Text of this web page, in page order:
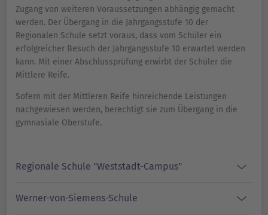
Zugang von weiteren Voraussetzungen abhängig gemacht
werden. Der Übergang in die Jahrgangsstufe 10 der
Regionalen Schule setzt voraus, dass vom Schüler ein
erfolgreicher Besuch der Jahrgangsstufe 10 erwartet werden
kann. Mit einer Abschlussprüfung erwirbt der Schüler die
Mittlere Reife.
Sofern mit der Mittleren Reife hinreichende Leistungen
nachgewiesen werden, berechtigt sie zum Übergang in die
gymnasiale Oberstufe.
Regionale Schule "Weststadt-Campus"
Werner-von-Siemens-Schule